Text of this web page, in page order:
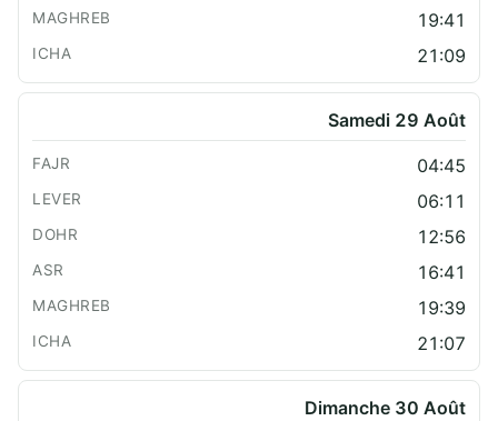
19:41
21:09
Samedi 29 Août
04:45
06:11
12:56
16:41
19:39
21:07
Dimanche 30 Août